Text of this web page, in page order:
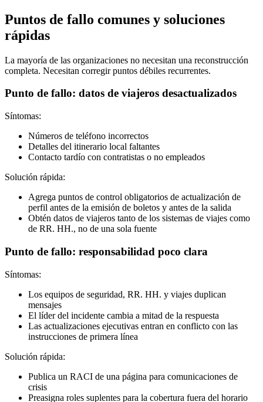
Puntos de fallo comunes y soluciones
rápidas
La mayoría de las organizaciones no necesitan una reconstrucción
completa. Necesitan corregir puntos débiles recurrentes.
Punto de fallo: datos de viajeros desactualizados
Síntomas:
Números de teléfono incorrectos
Detalles del itinerario local faltantes
Contacto tardío con contratistas o no empleados
Solución rápida:
Agrega puntos de control obligatorios de actualización de
perfil antes de la emisión de boletos y antes de la salida
Obtén datos de viajeros tanto de los sistemas de viajes como
de RR. HH., no de una sola fuente
Punto de fallo: responsabilidad poco clara
Síntomas:
Los equipos de seguridad, RR. HH. y viajes duplican
mensajes
El líder del incidente cambia a mitad de la respuesta
Las actualizaciones ejecutivas entran en conflicto con las
instrucciones de primera línea
Solución rápida:
Publica un RACI de una página para comunicaciones de
crisis
Preasigna roles suplentes para la cobertura fuera del horario